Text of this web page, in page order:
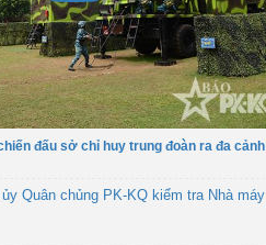
đấu sở chỉ huy trung đoàn ra đa cảnh
Quân chủng PK-KQ kiểm tra Nhà máy